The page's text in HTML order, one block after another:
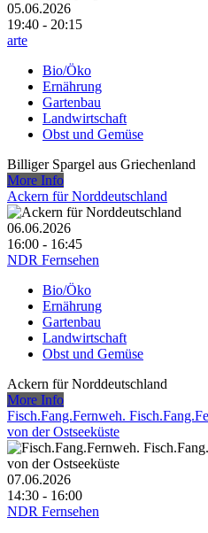
05.06.2026
19:40 - 20:15
arte
Bio/Öko
Ernährung
Gartenbau
Landwirtschaft
Obst und Gemüse
Billiger Spargel aus Griechenland
More Info
Ackern für Norddeutschland
06.06.2026
16:00 - 16:45
NDR Fernsehen
Bio/Öko
Ernährung
Gartenbau
Landwirtschaft
Obst und Gemüse
Ackern für Norddeutschland
More Info
Fisch.Fang.Fernweh.
von der Ostseeküste
07.06.2026
14:30 - 16:00
NDR Fernsehen